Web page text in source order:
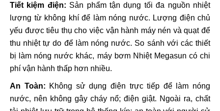
Tiết kiệm điện: Sản phẩm tận dụng tối đa nguồn nhiệt
lượng từ không khí để làm nóng nước. Lượng điện chủ
yếu được tiêu thụ cho việc vận hành máy nén và quạt để
thu nhiệt tự do để làm nóng nước. So sánh với các thiết
bị làm nóng nước khác, máy bơm Nhiệt Megasun có chi
phí vận hành thấp hơn nhiều.
An Toàn: Không sử dụng điện trực tiếp để làm nóng
nước, nên không gây cháy nổ; điện giật. Ngoài ra, chất